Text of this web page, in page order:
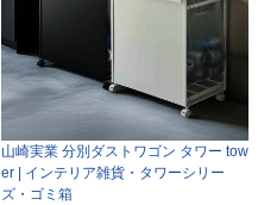
山崎実業 分別ダストワゴン タワー tow
er | インテリア雑貨・タワーシリー
ズ・ゴミ箱